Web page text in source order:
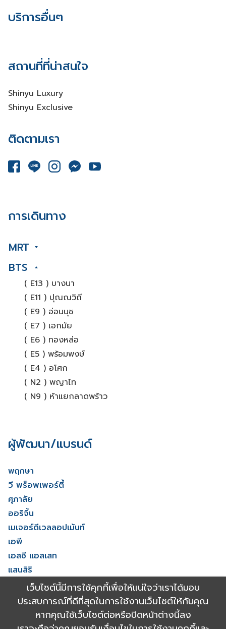
บริการอื่นๆ
สถานที่ที่น่าสนใจ
Shinyu Luxury
Shinyu Exclusive
ติดตามเรา
การเดินทาง
MRT
BTS
( E13 ) บางนา
( E11 ) ปุณณวิถี
( E9 ) อ่อนนุช
( E7 ) เอกมัย
( E6 ) ทองหล่อ
( E5 ) พร้อมพงษ์
( E4 ) อโศก
( N2 ) พญาไท
( N9 ) ห้าแยกลาดพร้าว
ผู้พัฒนา/แบรนด์
พฤกษา
วี พร็อพเพอร์ตี้
ศุภาลัย
ออริจิ้น
เมเจอร์ดีเวลลอปเม้นท์
เอพี
เอสซี แอสเสท
แสนสิริ
โนเบิล ดีเวลลอปเมนท์
ไรมอน แลนด์
ดูทั้งหมด
เว็บไซต์นี้มีการใช้คุกกี้เพื่อให้แน่ใจว่าเราได้มอบ
ประสบการณ์ที่ดีที่สุดในการใช้งานเว็บไซต์ให้กับคุณ
หากคุณใช้เว็บไซต์ต่อหรือปิดหน้าต่างนี้ลง